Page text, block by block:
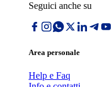
Seguici anche su
Area personale
Help e Faq